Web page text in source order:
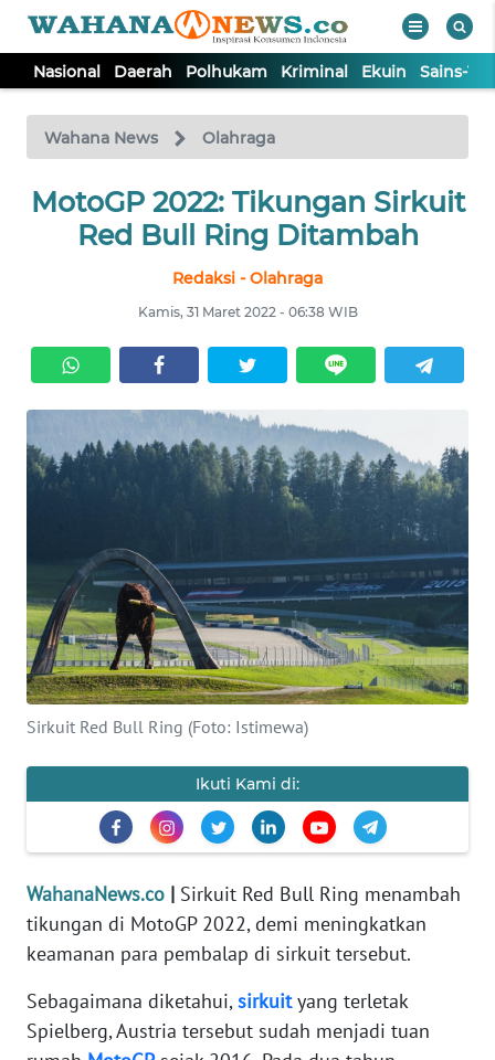
Nasional Daerah Polhukam Kriminal Ekuin Sains-
Wahana News Olahraga
MotoGP 2022: Tikungan Sirkuit
Red Bull Ring Ditambah
Redaksi - Olahraga
Kamis, 31 Maret 2022 - 06:38 WIB
Sirkuit Red Bull Ring (Foto: Istimewa)
Ikuti Kami di:
WahanaNews.co | Sirkuit Red Bull Ring menambah
tikungan di MotoGP 2022, demi meningkatkan
keamanan para pembalap di sirkuit tersebut.
Sebagaimana diketahui,sirkuityang terletak
Spielberg, Austria tersebut sudah menjadi tuan
TV
Tutup
NASIONAL
KRIMINAL
EKUIN
KESEHATAN
INTERNASIONAL
SERBA-SERBI
OLAHRAGA
EDITORIAL
Informasi
INDEKS